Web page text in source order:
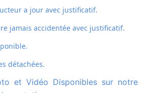
a jour avec justificatif.
jamais accidentée avec justificatif.
détachées.